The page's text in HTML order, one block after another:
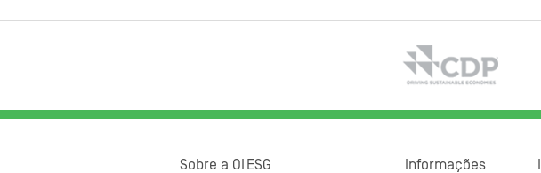
Sobre a OI ESG
Informações